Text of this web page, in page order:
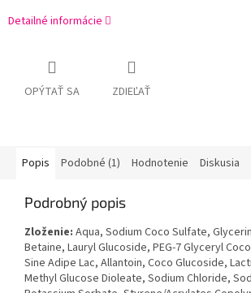
Detailné informácie
OPÝTAŤ SA ZDIEĽAŤ
Popis Podobné (1) Hodnotenie Diskusia
Podrobný popis
Zloženie: Aqua, Sodium Coco Sulfate,
Betaine, Lauryl Glucoside, PEG-7 Glyceryl
Sine Adipe Lac, Allantoin, Coco Glucoside,
Methyl Glucose Dioleate, Sodium Chloride,